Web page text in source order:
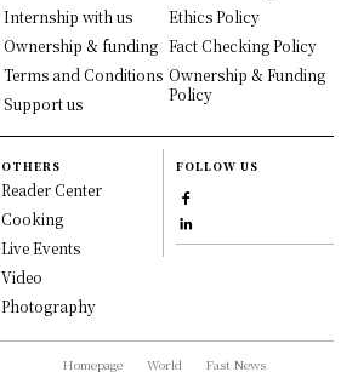
Internship with us
Ownership & funding
Terms and Conditions
Support us
Ethics Policy
Fact Checking Policy
Ownership & Funding
Policy
OTHERS
Reader Center
Cooking
Live Events
Video
Photography
FOLLOW US
Homepage World Fast News